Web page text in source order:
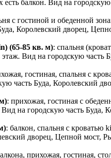
балкон. Вид на
с гостиной и обеденной
Королевский дворец,
(65-85 кв. м): спальня
Вид на городскую часть
гостиная, спальня с
часть Буда, Королевский
: прихожая, гостиная с
на городскую часть Буда,
: балкон, спальня с кроватью
дворец, Цепной мост,
прихожая, гостиная,